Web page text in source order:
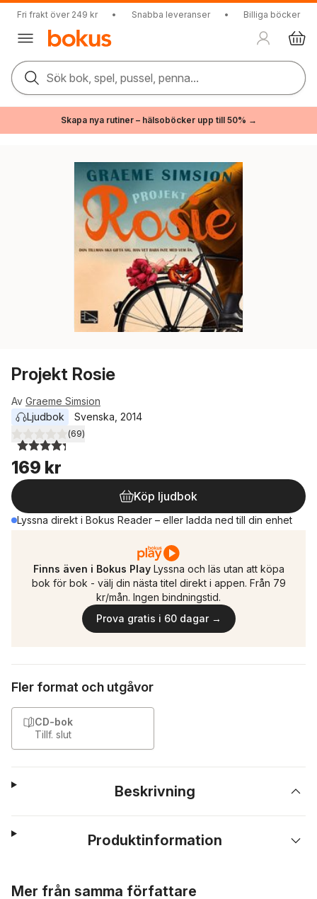
Fri frakt över 249 kr • Snabba leveranser • Billiga böcker
Sök bok, spel, pussel, penna...
Skapa nya rutiner – hälsoböcker upp till 50% →
Projekt Rosie
Av Graeme Simsion
Ljudbok
Svenska 2014
4,3utav 5 stjärnor. Totalt antal röster:
(69)
169 kr
Köp ljudbok
Lyssna direkt i Bokus Reader – eller ladda ned till din enhet
Finns även i Bokus Play Lyssna och läs utan att köpa
bok för bok - välj din nästa titel direkt i appen. Från 79
kr/mån. Ingen bindningstid.
Prova gratis i 60 dagar →
Fler format och utgåvor
CD-bok
Tillf. slut
Beskrivning
Produktinformation
Mer från samma författare